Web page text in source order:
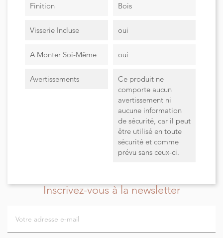
Finition Bois
Visserie Incluse oui
A Monter Soi-Même oui
Avertissements
Ce produit ne
comporte aucun
avertissement ni
aucune information
de sécurité, car il peut
être utilisé en toute
sécurité et comme
prévu sans ceux-ci.
Inscrivez-vous à la newsletter